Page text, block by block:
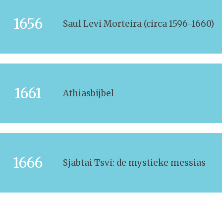
1656 Saul Levi Morteira (circa 1596-1660)
1661 Athiasbijbel
1666 Sjabtai Tsvi: de mystieke messias